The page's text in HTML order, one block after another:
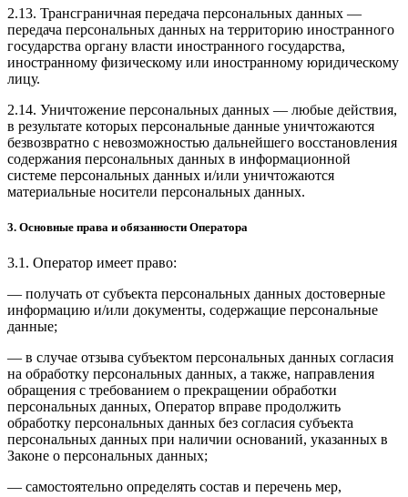
2.13. Трансграничная передача персональных данных —
передача персональных данных на территорию иностранного
государства органу власти иностранного государства,
иностранному физическому или иностранному юридическому
лицу.
2.14. Уничтожение персональных данных — любые действия,
в результате которых персональные данные уничтожаются
безвозвратно с невозможностью дальнейшего восстановления
содержания персональных данных в информационной
системе персональных данных и/или уничтожаются
материальные носители персональных данных.
3. Основные права и обязанности Оператора
3.1. Оператор имеет право:
— получать от субъекта персональных данных достоверные
информацию и/или документы, содержащие персональные
данные;
— в случае отзыва субъектом персональных данных согласия
на обработку персональных данных, а также, направления
обращения с требованием о прекращении обработки
персональных данных, Оператор вправе продолжить
обработку персональных данных без согласия субъекта
персональных данных при наличии оснований, указанных в
Законе о персональных данных;
— самостоятельно определять состав и перечень мер,